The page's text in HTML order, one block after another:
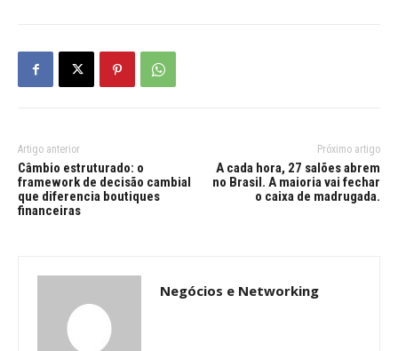
Artigo anterior
Câmbio estruturado: o
framework de decisão cambial
que diferencia boutiques
financeiras
Próximo artigo
A cada hora, 27 salões abrem
no Brasil. A maioria vai fechar
o caixa de madrugada.
Negócios e Networking